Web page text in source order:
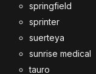
springfield
sprinter
suerteya
sunrise medical
tauro